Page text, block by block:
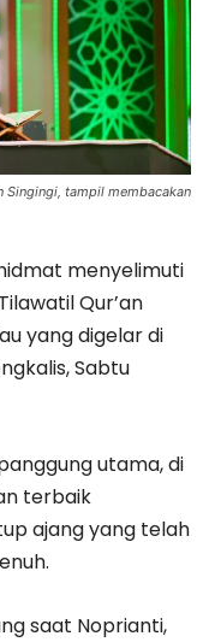
Singingi, tampil membacakan
menyelimuti
Qur’an
yang digelar di
Sabtu
utama, di
terbaik
ajang yang telah
saat Noprianti,